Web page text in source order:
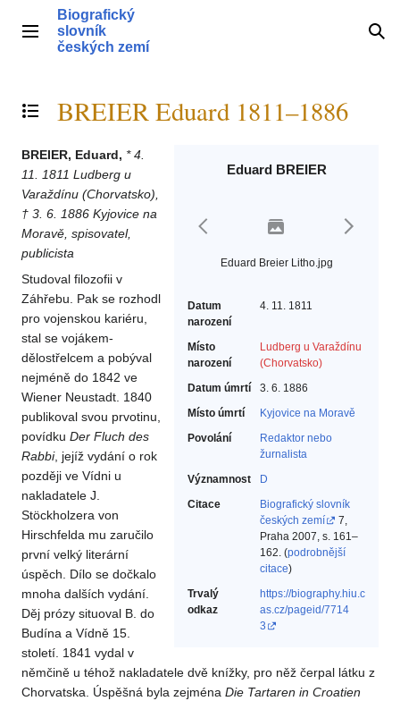
obsahHlavní menu
Biografický
slovník
českých zemí
Přepnout obsah
BREIER Eduard 1811–1886
Eduard BREIER
Eduard Breier Litho.jpg
Datum
narození
4. 11. 1811
Místo
narození
Ludberg u Varaždínu
(Chorvatsko)
Datum úmrtí
3. 6. 1886
Místo úmrtí
Kyjovice na Moravě
Povolání
Redaktor nebo
žurnalista‎
Významnost
D
Citace
Biografický slovník
českých zemí
7,
Praha 2007, s. 161–
162. (podrobnější
citace)
Trvalý
odkaz
https://biography.hiu.c
as.cz/pageid/7714
3
BREIER, Eduard, * 4.
11. 1811 Ludberg u
Varaždínu (Chorvatsko),
† 3. 6. 1886 Kyjovice na
Moravě, spisovatel,
publicista
Studoval filozofii v
Záhřebu. Pak se rozhodl
pro vojenskou kariéru,
stal se vojákem-
dělostřelcem a pobýval
nejméně do 1842 ve
Wiener Neustadt. 1840
publikoval svou prvotinu,
povídku Der Fluch des
Rabbi, jejíž vydání o rok
později ve Vídni u
nakladatele J.
Stöckholzera von
Hirschfelda mu zaručilo
první velký literární
úspěch. Dílo se dočkalo
mnoha dalších vydání.
Děj prózy situoval B. do
Budína a Vídně 15.
století. 1841 vydal v
němčině u téhož nakladatele dvě knížky, pro něž čerpal látku z
Chorvatska. Úspěšná byla zejména Die Tartaren in Croatien